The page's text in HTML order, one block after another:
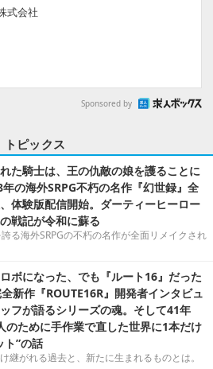
式会社
Sponsored by
トピックス
た騎士は、王の仇敵の娘を護ることに
の海外SRPG不朽の名作『幻世録』全
体験版配信開始。ダーティーヒーロー
戦記が令和に蘇る
る海外SRPGの不朽の名作が全面リメイクされ
ボになった、でも『ルート16』だった
新作『ROUTE16R』開発者インタビュ
フが語るシリーズの魂。そして41年
のために手作業で直した世界に1本だけ
ト”の話
継がれる過去と、新たに生まれるものとは。